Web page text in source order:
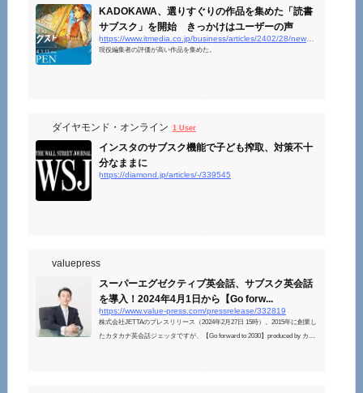
KADOKAWA、選りすぐりの作品を集めた「読書
サブスク」を開始 きっかけはユーザーの声
https://www.itmedia.co.jp/business/articles/2402/28/news040.html
現役編集者の評価が高い作品を集めた。
ダイヤモンド・オンライン 1 User
インスタのサブスク機能で子ども搾取、対策不十
分なままに
https://diamond.jp/articles/-/339545
valuepress
スーパーエグゼクティブ英会話、サブスク英会話
を導入！2024年4月1日から【Go forw...
https://www.value-press.com/pressrelease/332819
株式会社JETTAのプレスリリース（2024年2月27日 15時）。2015年に創業し
たカタカナ英会話ジェッタですが、【Go forward to 2030】produced by カタ